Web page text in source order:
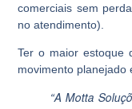
comerciais sem
no atendimento).
Ter o maior estoque
movimento planejado
“A Motta